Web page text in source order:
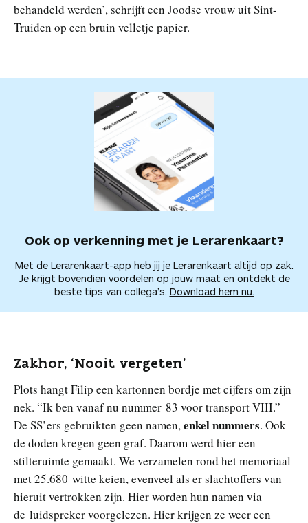
behandeld werden’, schrijft een Joodse vrouw uit Sint-
Truiden op een bruin velletje papier.
Ook op verkenning met je Lerarenkaart?
Met de Lerarenkaart-app heb jij je Lerarenkaart altijd op zak.
Je krijgt bovendien voordelen op jouw maat en ontdekt de
beste tips van collega’s. Download hem nu.
Zakhor, ‘Nooit vergeten’
Plots hangt Filip een kartonnen bordje met cijfers om zijn
nek. “Ik ben vanaf nu nummer 83 voor transport VIII.”
De SS’ers gebruikten geen namen,enkel nummers. Ook
de doden kregen geen graf. Daarom werd hier een
stilteruimte gemaakt. We verzamelen rond het memoriaal
met 25.680 witte keien, evenveel als er slachtoffers van
hieruit vertrokken zijn. Hier worden hun namen via
de luidspreker voorgelezen. Hier krijgen ze weer een